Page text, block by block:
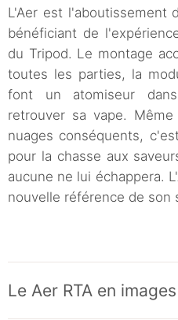
L'Aer est l'aboutissement
bénéficiant de
du Tripod. Le montage
toutes les parties, la
font un atomiseur
retrouver sa vape.
nuages conséquents,
pour la chasse aux
aucune ne lui échappera.
nouvelle référence de son
Le Aer RTA en images